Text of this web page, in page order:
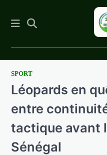
SkipSPORT
Léopards en
entre
tactique avant
Sénégal